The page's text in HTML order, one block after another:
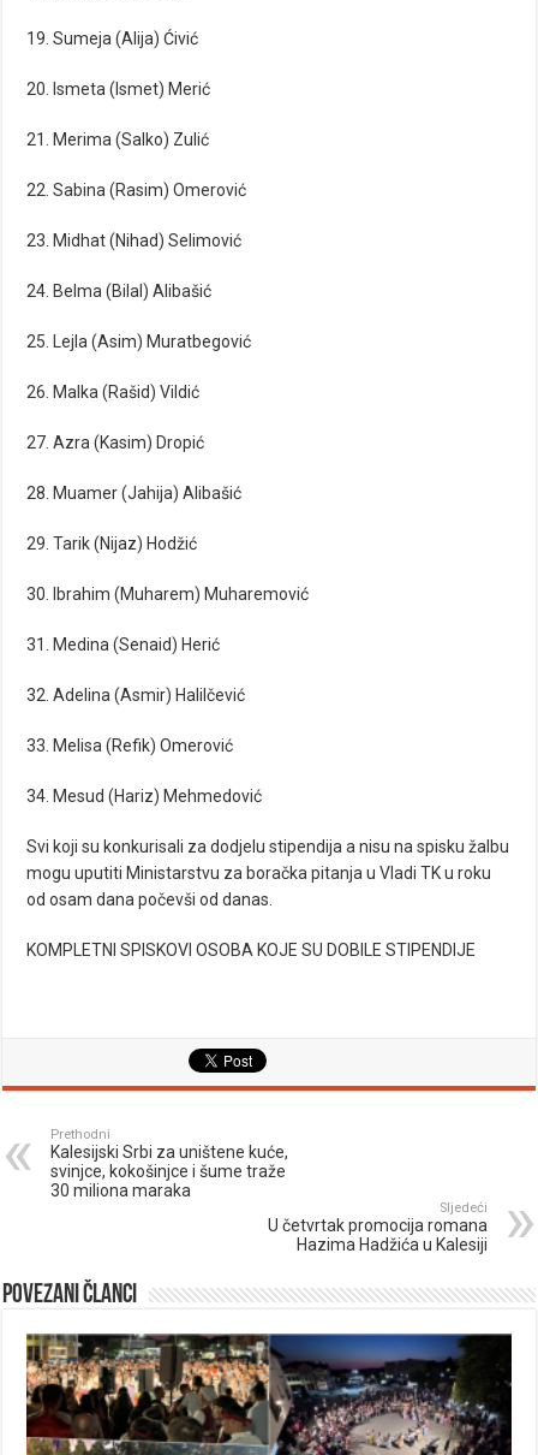
19. Sumeja (Alija) Ćivić
20. Ismeta (Ismet) Merić
21. Merima (Salko) Zulić
22. Sabina (Rasim) Omerović
23. Midhat (Nihad) Selimović
24. Belma (Bilal) Alibašić
25. Lejla (Asim) Muratbegović
26. Malka (Rašid) Vildić
27. Azra (Kasim) Dropić
28. Muamer (Jahija) Alibašić
29. Tarik (Nijaz) Hodžić
30. Ibrahim (Muharem) Muharemović
31. Medina (Senaid) Herić
32. Adelina (Asmir) Halilčević
33. Melisa (Refik) Omerović
34. Mesud (Hariz) Mehmedović
Svi koji su konkurisali za dodjelu stipendija a nisu na spisku žalbu
mogu uputiti Ministarstvu za boračka pitanja u Vladi TK u roku
od osam dana počevši od danas.
KOMPLETNI SPISKOVI OSOBA KOJE SU DOBILE STIPENDIJE
Prethodni
Kalesijski Srbi za uništene kuće,
svinjce, kokošinjce i šume traže
30 miliona maraka
Sljedeći
U četvrtak promocija romana
Hazima Hadžića u Kalesiji
Povezani članci